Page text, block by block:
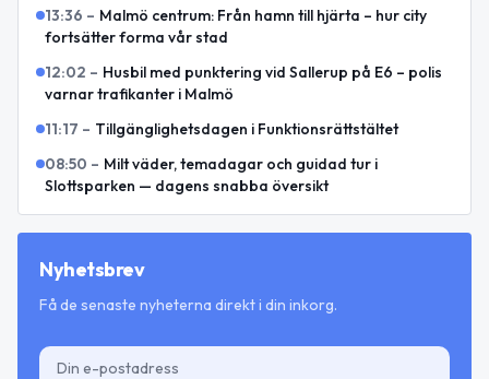
13:36 – Malmö centrum: Från hamn till hjärta – hur city
fortsätter forma vår stad
12:02 – Husbil med punktering vid Sallerup på E6 – polis
varnar trafikanter i Malmö
11:17 – Tillgänglighetsdagen i Funktionsrättstältet
08:50 – Milt väder, temadagar och guidad tur i
Slottsparken — dagens snabba översikt
Nyhetsbrev
Få de senaste nyheterna direkt i din inkorg.